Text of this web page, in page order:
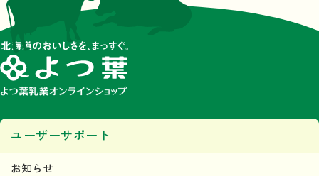
ユーザーサポート
お知らせ